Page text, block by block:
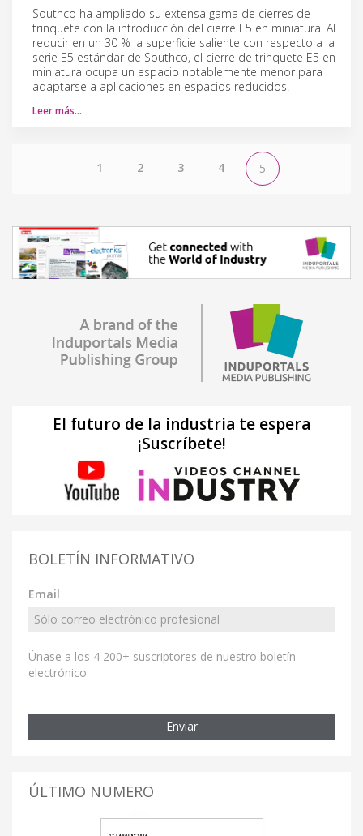
Southco ha ampliado su extensa gama de cierres de
trinquete con la introducción del cierre E5 en miniatura. Al
reducir en un 30 % la superficie saliente con respecto a la
serie E5 estándar de Southco, el cierre de trinquete E5 en
miniatura ocupa un espacio notablemente menor para
adaptarse a aplicaciones en espacios reducidos.
Leer más…
1 2 3 4 5
El futuro de la industria te espera
¡Suscríbete!
BOLETÍN INFORMATIVO
Email
Únase a los 4 200+ suscriptores de nuestro boletín
electrónico
Enviar
ÚLTIMO NUMERO